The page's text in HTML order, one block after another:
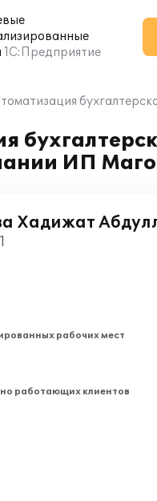
1С:Предприятие
ИП
Хадижат
рабочих мест
работающих клиентов